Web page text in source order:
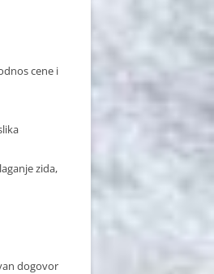
cene i
zida,
dogovor